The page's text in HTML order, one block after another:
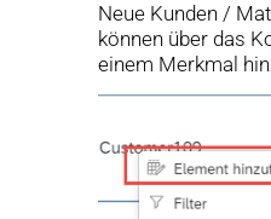
Neue Kunden /
können über das
einem Merkmal